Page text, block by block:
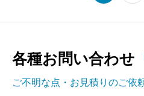
各種お問い合わせ
ご不明な点・お見積りのご依